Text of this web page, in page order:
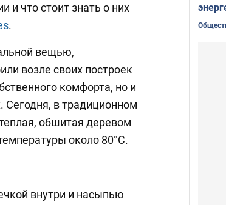
и что стоит знать о них
.
вещью,
возле своих построек
комфорта, но и
Сегодня, в традиционном
обшитая деревом
около 80°C.
внутри и насыпью